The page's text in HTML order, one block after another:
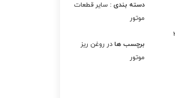
دسته بندی :سایر قطعات
موتور
برچسب هادر روغن ریز
موتور